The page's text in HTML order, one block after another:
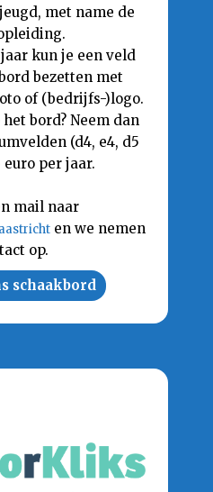
met name de
kun je een veld
bezetten met
of (bedrijfs-)logo.
bord? Neem dan
(d4, e4, d5
euro per jaar.
mail naar
en we nemen
op.
schaakbord